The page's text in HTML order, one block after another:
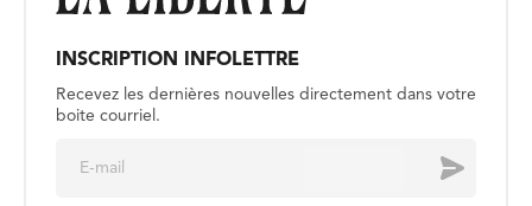
INSCRIPTION INFOLETTRE
Recevez les dernières nouvelles directement dans votre
boite courriel.
Envoyer